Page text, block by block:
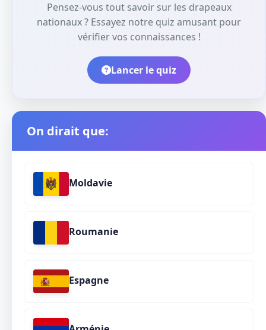
Pensez-vous tout savoir sur les drapeaux
nationaux ? Essayez notre quiz amusant pour
vérifier vos connaissances !
Lancer le quiz
On dirait que:
Moldavie
Roumanie
Espagne